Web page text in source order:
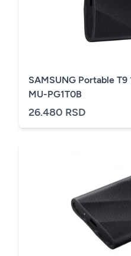
SAMSUNG Portable
MU-PG1T0B
26.480 RSD